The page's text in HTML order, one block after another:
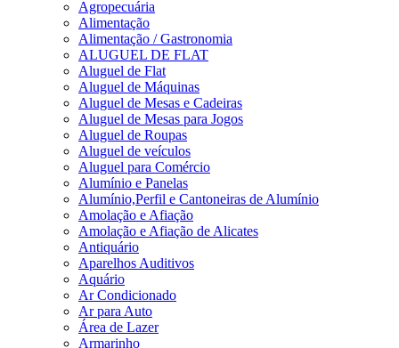
Agropecuária
Alimentação
Alimentação / Gastronomia
ALUGUEL DE FLAT
Aluguel de Flat
Aluguel de Máquinas
Aluguel de Mesas e Cadeiras
Aluguel de Mesas para Jogos
Aluguel de Roupas
Aluguel de veículos
Aluguel para Comércio
Alumínio e Panelas
Alumínio,Perfil e Cantoneiras de Alumínio
Amolação e Afiação
Amolação e Afiação de Alicates
Antiquário
Aparelhos Auditivos
Aquário
Ar Condicionado
Ar para Auto
Área de Lazer
Armarinho